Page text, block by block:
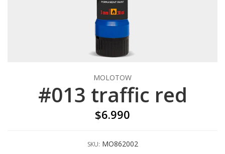
MOLOTOW
#013 traffic red
$6.990
SKU: MO862002